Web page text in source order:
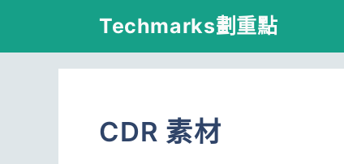
Techmarks劃重點
CDR 素材